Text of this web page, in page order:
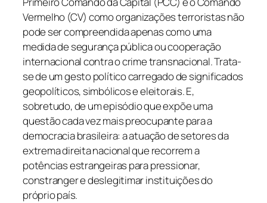
Vermelho (CV) como organizações terroristas não
pode ser compreendida apenas como uma
medida de segurança pública ou cooperação
internacional contra o crime transnacional. Trata-
se de um gesto político carregado de significados
geopolíticos, simbólicos e eleitorais. E,
sobretudo, de um episódio que expõe uma
questão cada vez mais preocupante para a
democracia brasileira: a atuação de setores da
extrema direita nacional que recorrem a
potências estrangeiras para pressionar,
constranger e deslegitimar instituições do
próprio país.